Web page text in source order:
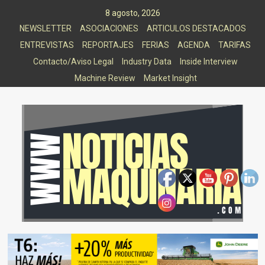
8 agosto, 2026
NEWSLETTER
ASOCIACIONES
ARTICULOS DESTACADOS
ENTREVISTAS
REPORTAJES FERIAS AGENDA
TARIFAS
Contacto/Aviso Legal
Industry Data
Inside Interview
Machine Review
Market Insight